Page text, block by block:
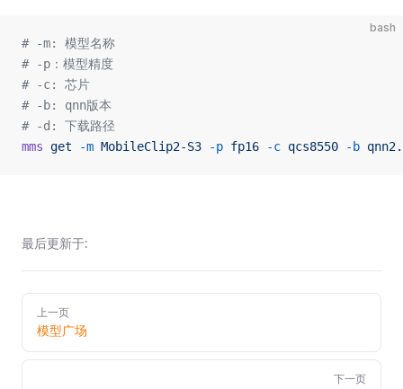
bash
# -m: 模型名称
# -p：模型精度
# -c: 芯片
# -b: qnn版本
# -d: 下载路径
mms get -m MobileClip2-S3 -p fp16 -c qcs8550 -b
最后更新于:
Pager
上一页
模型广场
下一页